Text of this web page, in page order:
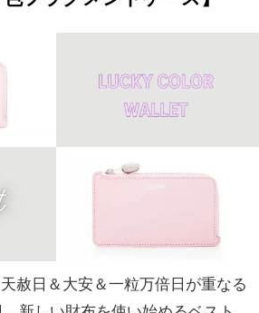
3
ンシ
赦日＆大安＆一粒万倍日が重なる